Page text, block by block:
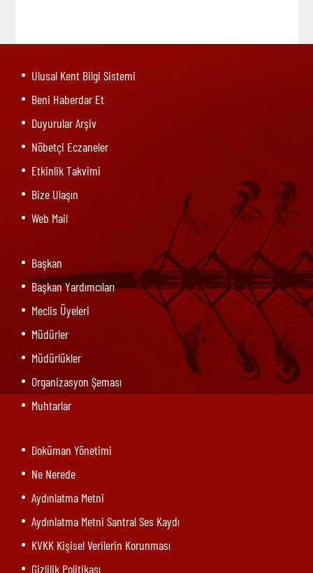
Ulusal Kent Bilgi Sistemi
Beni Haberdar Et
Duyurular Arşiv
Nöbetçi Eczaneler
Etkinlik Takvimi
Bize Ulaşın
Web Mail
Başkan
Başkan Yardımcıları
Meclis Üyeleri
Müdürler
Müdürlükler
Organizasyon Şeması
Muhtarlar
Doküman Yönetimi
Ne Nerede
Aydınlatma Metni
Aydınlatma Metni Santral Ses Kaydı
KVKK Kişisel Verilerin Korunması
Gizlilik Politikası